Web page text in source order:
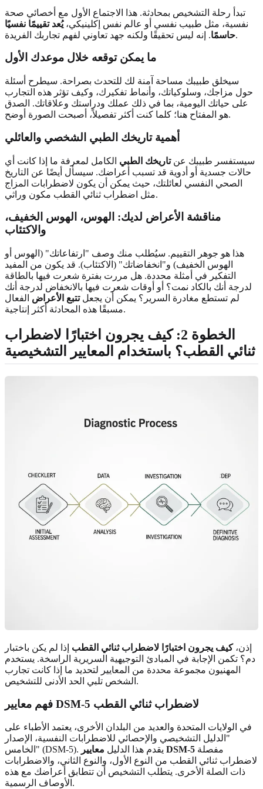
تبدأ رحلة التشخيص بمحادثة. هذا الاجتماع الأول مع أخصائي صحة
نفسية، مثل طبيب نفسي أو عالم نفس إكلينيكي،يُعد تقييمًا نفسيًا
حاسمًا. إنه ليس تحقيقًا ولكنه جهد تعاوني لفهم تجاربك الفريدة.
ما يمكن توقعه خلال موعدك الأول
سيخلق طبيبك مساحة آمنة لك للتحدث بصراحة. سيطرح أسئلة
حول مزاجك، وسلوكياتك، وأنماط تفكيرك، وكيف تؤثر هذه التجارب
على حياتك اليومية، بما في ذلك عملك ودراستك وعلاقاتك. الصدق
هو المفتاح هنا؛ كلما كنت أكثر تفصيلاً، أصبحت الصورة أوضح.
أهمية تاريخك الطبي الشخصي والعائلي
سيستفسر طبيبك عنتاريخك الطبي الكامل لمعرفة ما إذا كانت أي
حالات جسدية أو أدوية قد تسبب أعراضك. سيسأل أيضًا عن التاريخ
الصحي النفسي لعائلتك، حيث يمكن أن يكون لاضطرابات المزاج
مثل اضطراب ثنائي القطب مكون وراثي.
مناقشة الأعراض لديك: الهوس، الهوس الخفيف،
والاكتئاب
هذا هو جوهر التقييم. سيُطلب منك وصف "ارتفاعاتك" (الهوس أو
الهوس الخفيف) و"انخفاضاتك" (الاكتئاب). قد يكون من المفيد
التفكير في أمثلة محددة. هل مررت بفترة شعرت فيها بالطاقة
لدرجة أنك بالكاد نمت؟ أو أوقات شعرت فيها بالانخفاض لدرجة أنك
لم تستطع مغادرة السرير؟ يمكن أن يجعلتتبع الأعراض الفعال
مسبقًا هذه المحادثة أكثر إنتاجية.
الخطوة 2: كيف يجرون اختبارًا لاضطراب
ثنائي القطب؟ باستخدام المعايير التشخيصية
إذن،كيف يجرون اختبارًا لاضطراب ثنائي القطب إذا لم يكن باختبار
دم؟ تكمن الإجابة في المبادئ التوجيهية السريرية الراسخة. يستخدم
المهنيون مجموعة محددة من المعايير لتحديد ما إذا كانت تجارب
الشخص تلبي الحد الأدنى للتشخيص.
فهم معايير DSM-5 لاضطراب ثنائي القطب
في الولايات المتحدة والعديد من البلدان الأخرى، يعتمد الأطباء على
"الدليل التشخيصي والإحصائي للاضطرابات النفسية، الإصدار
الخامس" (DSM-5). يقدم هذا الدليل معايير DSM-5
لاضطراب ثنائي القطب من النوع الأول، والنوع الثاني، والاضطرابات
ذات الصلة الأخرى. يتطلب التشخيص أن تتطابق أعراضك مع هذه
الأوصاف الرسمية.